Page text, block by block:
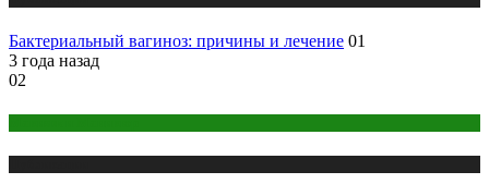
Бактериальный вагиноз: причины и лечение 01
3 года назад
02